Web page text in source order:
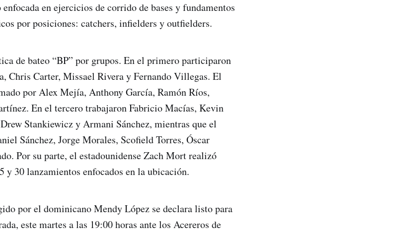
en ejercicios de corrido de bases y fundamentos
por posiciones: catchers, infielders y outfielders.
de bateo “BP” por grupos. En el primero participaron
Chris Carter, Missael Rivera y Fernando Villegas. El
por Alex Mejía, Anthony García, Ramón Ríos,
En el tercero trabajaron Fabricio Macías, Kevin
Stankiewicz y Armani Sánchez, mientras que el
Sánchez, Jorge Morales, Scofield Torres, Óscar
Por su parte, el estadounidense Zach Mort realizó
y 30 lanzamientos enfocados en la ubicación.
por el dominicano Mendy López se declara listo para
este martes a las 19:00 horas ante los Acereros de